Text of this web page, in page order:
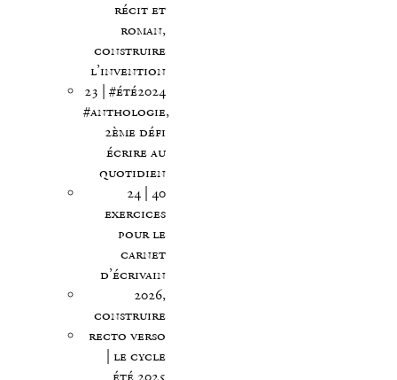
récit et
roman,
construire
l’invention
23 | #été2024
#anthologie,
2ème défi
écrire au
quotidien
24 | 40
exercices
pour le
carnet
d’écrivain
2026,
construire
recto verso
| le cycle